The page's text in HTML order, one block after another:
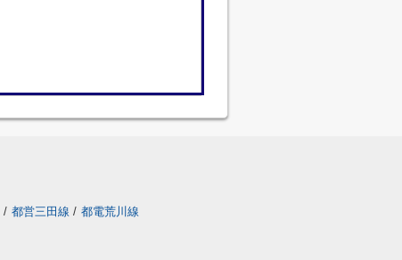
/ 都営三田線 / 都電荒川線